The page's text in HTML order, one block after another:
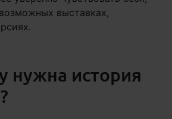
выставках,
нужна история